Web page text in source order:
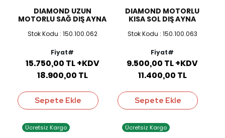
DIAMOND UZUN
MOTORLU SAĞ DIŞ AYNA
Stok Kodu : 150.100.062
Fiyat#
15.750,00 TL +KDV
18.900,00 TL
Sepete Ekle
DIAMOND MOTORLU
KISA SOL DIŞ AYNA
Stok Kodu : 150.100.063
Fiyat#
9.500,00 TL +KDV
11.400,00 TL
Sepete Ekle
Ücretsiz Kargo Ücretsiz Kargo